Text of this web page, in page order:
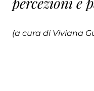
(a cura di Viviana